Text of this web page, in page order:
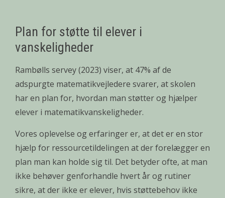
Plan for støtte til elever i
vanskeligheder
Rambølls servey (2023) viser, at 47% af de
adspurgte matematikvejledere svarer, at skolen
har en plan for, hvordan man støtter og hjælper
elever i matematikvanskeligheder.
Vores oplevelse og erfaringer er, at det er en stor
hjælp for ressourcetildelingen at der forelægger en
plan man kan holde sig til. Det betyder ofte, at man
ikke behøver genforhandle hvert år og rutiner
sikre, at der ikke er elever, hvis støttebehov ikke